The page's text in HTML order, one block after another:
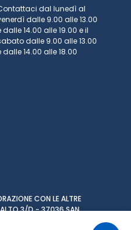
dal lunedì al
dalle 9.00 alle 13.00
dalle 14.00 alle 19.00 e il
dalle 9.00 alle 13.00
dalle 14.00 alle 18.00
CON LE ALTRE
3/D - 37036 SAN
+39 045 8782333 - PARTITA